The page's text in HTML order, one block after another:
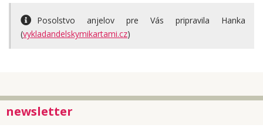
Posolstvo anjelov pre Vás pripravila Hanka
(vykladandelskymikartami.cz)
newsletter